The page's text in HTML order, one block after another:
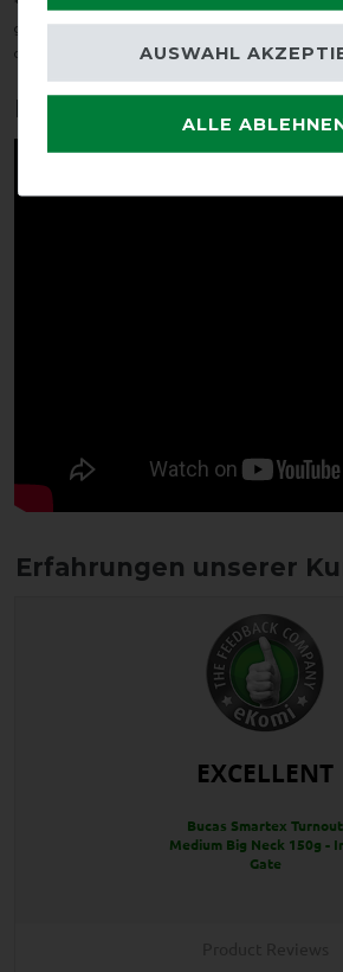
geschoren/ungeschoren - Sonnenschein -
des Pferdes
Produktvideo:
EXCELLENT
Bucas Smartex Turnout
Medium Big Neck 150g -
Gate
ALLE
AUSWAHL